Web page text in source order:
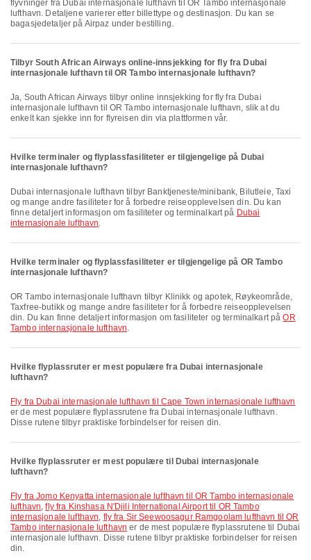
flyvninger fra Dubai internasjonale lufthavn til OR Tambo internasjonale
lufthavn. Detaljene varierer etter billettype og destinasjon. Du kan se
bagasjedetaljer på Airpaz under bestilling.
Tilbyr South African Airways online-innsjekking for fly fra Dubai
internasjonale lufthavn til OR Tambo internasjonale lufthavn?
Ja, South African Airways tilbyr online innsjekking for fly fra Dubai
internasjonale lufthavn til OR Tambo internasjonale lufthavn, slik at du
enkelt kan sjekke inn for flyreisen din via plattformen vår.
Hvilke terminaler og flyplassfasiliteter er tilgjengelige på Dubai
internasjonale lufthavn?
Dubai internasjonale lufthavn tilbyr Banktjeneste/minibank, Bilutleie, Taxi
og mange andre fasiliteter for å forbedre reiseopplevelsen din. Du kan
finne detaljert informasjon om fasiliteter og terminalkart på Dubai
internasjonale lufthavn.
Hvilke terminaler og flyplassfasiliteter er tilgjengelige på OR Tambo
internasjonale lufthavn?
OR Tambo internasjonale lufthavn tilbyr Klinikk og apotek, Røykeområde,
Taxfree-butikk og mange andre fasiliteter for å forbedre reiseopplevelsen
din. Du kan finne detaljert informasjon om fasiliteter og terminalkart påOR
Tambo internasjonale lufthavn.
Hvilke flyplassruter er mest populære fra Dubai internasjonale
lufthavn?
fly fra Dubai internasjonale lufthavn til Cape Town internasjonale lufthavn
er de mest populære flyplassrutene fra Dubai internasjonale lufthavn.
Disse rutene tilbyr praktiske forbindelser for reisen din.
Hvilke flyplassruter er mest populære til Dubai internasjonale
lufthavn?
fly fra Jomo Kenyatta internasjonale lufthavn til OR Tambo internasjonale
lufthavn,fly fra Kinshasa N'Djili International Airport til OR Tambo
internasjonale lufthavn, fly fra Sir Seewoosagur Ramgoolam lufthavn til OR
Tambo internasjonale lufthavn er de mest populære flyplassrutene til Dubai
internasjonale lufthavn. Disse rutene tilbyr praktiske forbindelser for reisen
din.